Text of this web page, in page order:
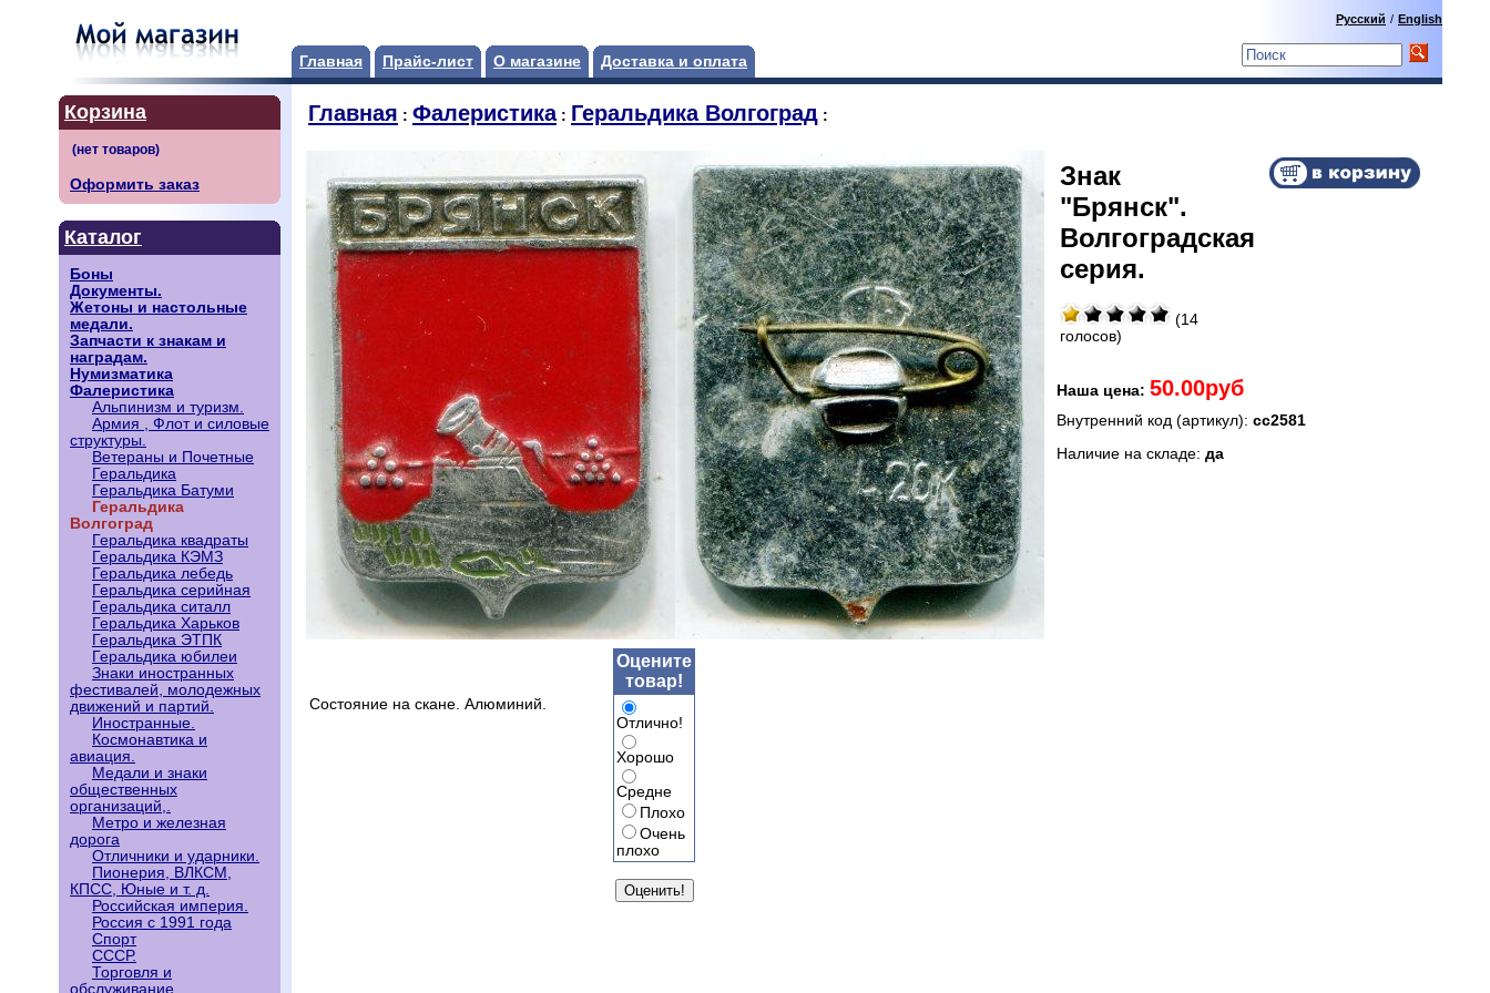
Главная Прайс-лист О магазине Доставка и оплата
Русский / English
Корзина
Оформить заказ
Каталог
Боны
Документы.
Жетоны и настольные
медали.
Запчасти к знакам и
наградам.
Нумизматика
Фалеристика
Альпинизм и туризм.
Армия , Флот и силовые
структуры.
Ветераны и Почетные
Геральдика
Геральдика Батуми
Геральдика
Волгоград
Геральдика квадраты
Геральдика КЭМЗ
Геральдика лебедь
Геральдика серийная
Геральдика ситалл
Геральдика Харьков
Геральдика ЭТПК
Геральдика юбилеи
Знаки иностранных
фестивалей, молодежных
движений и партий.
Иностранные.
Космонавтика и
авиация.
Медали и знаки
общественных
организаций,.
Метро и железная
дорога
Отличники и ударники.
Пионерия, ВЛКСМ,
КПСС, Юные и т. д.
Российская империя.
Россия с 1991 года
Спорт
СССР.
Торговля и
обслуживание
Главная : Фалеристика: Геральдика Волгоград :
Знак
"Брянск".
Волгоградская
серия.
(14
голосов)
Наша цена: 50.00руб
Внутренний код (артикул): сс2581
Наличие на складе: да
Состояние на скане. Алюминий.
Оцените
товар!
Отлично!
Хорошо
Средне
Плохо
Очень
плохо